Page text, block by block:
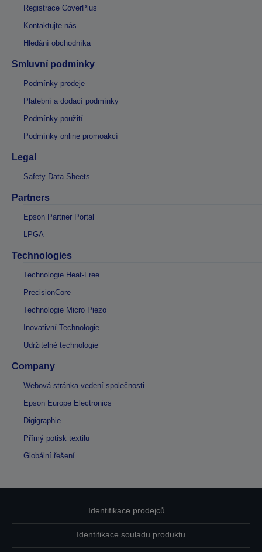
Registrace CoverPlus
Kontaktujte nás
Hledání obchodníka
Smluvní podmínky
Podmínky prodeje
Platební a dodací podmínky
Podmínky použití
Podmínky online promoakcí
Legal
Safety Data Sheets
Partners
Epson Partner Portal
LPGA
Technologies
Technologie Heat-Free
PrecisionCore
Technologie Micro Piezo
Inovativní Technologie
Udržitelné technologie
Company
Webová stránka vedení společnosti
Epson Europe Electronics
Digigraphie
Přímý potisk textilu
Globální řešení
Identifikace prodejců
Identifikace souladu produktu